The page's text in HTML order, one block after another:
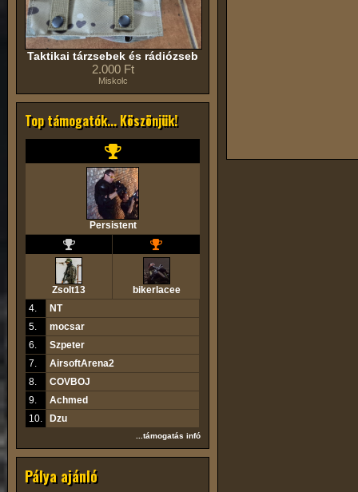
Taktikai tárzsebek és rádiózseb
2.000 Ft
Miskolc
Top támogatók... Köszönjük!
Persistent
Zsolt13
bikerlacee
4.
NT
5.
mocsar
6.
Szpeter
7.
AirsoftArena2
8.
COVBOJ
9.
Achmed
10.
Dzu
...támogatás infó
Pálya ajánló